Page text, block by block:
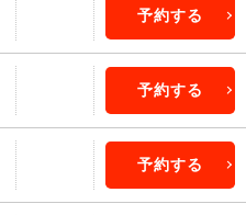
予約する
予約する
予約する